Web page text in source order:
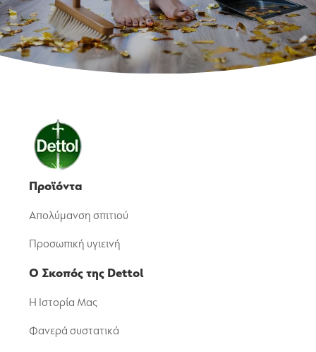
Προϊόντα
Απολύμανση σπιτιού
Προσωπική υγιεινή
Ο Σκοπός της Dettol
Η Ιστορία Μας
Φανερά συστατικά